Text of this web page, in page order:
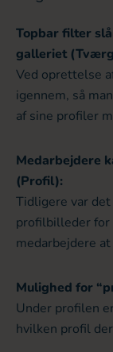
Topbar filter
galleriet
Ved oprettelse
igennem, så
af sine profiler
Medarbejdere
(Profil):
Tidligere var
profilbilleder for
medarbejdere
Mulighed for
Under profilen
hvilken profil